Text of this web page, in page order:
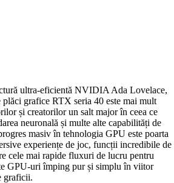
ultra-eficientă NVIDIA Ada Lovelace,
plăci grafice RTX seria 40 este mai mult
și creatorilor un salt major în ceea ce
neuronală și multe alte capabilități de
masiv în tehnologia GPU este poarta
experiențe de joc, funcții incredibile de
cele mai rapide fluxuri de lucru pentru
GPU-uri împing pur și simplu în viitor
graficii.